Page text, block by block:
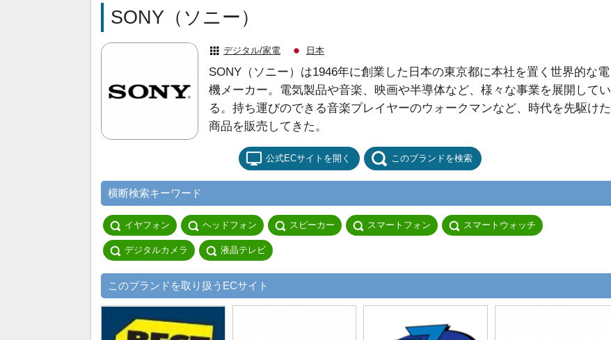
SONY（ソニー）
デジタル/家電 日本
SONY（ソニー）は1946年に創業した日本の東京都に本社を置く世界的な電
機メーカー。電気製品や音楽、映画や半導体など、様々な事業を展開してい
る。持ち運びのできる音楽プレイヤーのウォークマンなど、時代を先駆けた
商品を販売してきた。
公式ECサイトを開く このブランドを検索
横断検索キーワード
イヤフォン ヘッドフォン スピーカー スマートフォン スマートウォッチ
デジタルカメラ 液晶テレビ
このブランドを取り扱うECサイト